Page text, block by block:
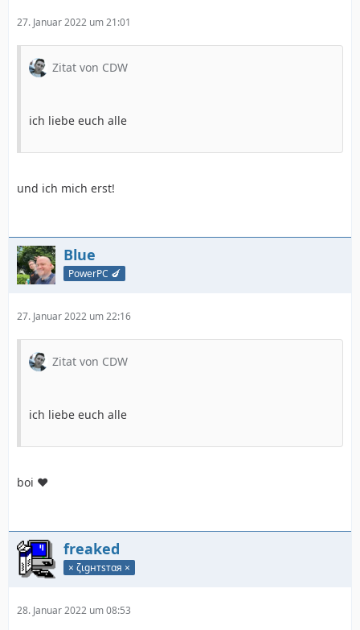
27. Januar 2022 um 21:01
Zitat von CDW
ich liebe euch alle
und ich mich erst!
Blue
PowerPC 🍆
27. Januar 2022 um 22:16
Zitat von CDW
ich liebe euch alle
boi ❤️
freaked
× ζιgнтѕтαя ×
28. Januar 2022 um 08:53